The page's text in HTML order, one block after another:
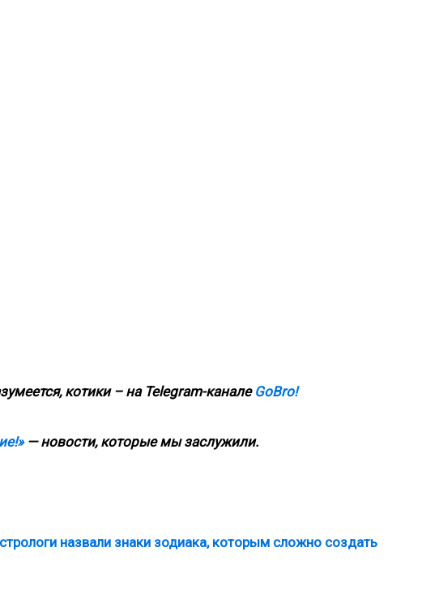
котики – на Telegram-канале GoBro!
— новости, которые мы заслужили.
назвали знаки зодиака, которым сложно создать